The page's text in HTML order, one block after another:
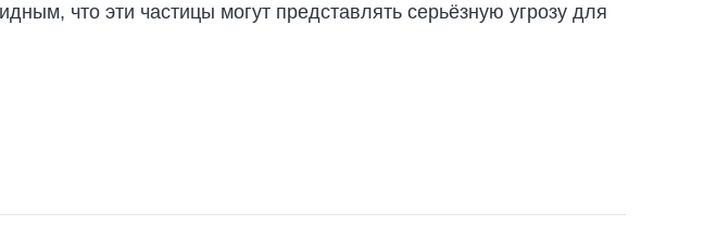
что эти частицы могут представлять серьёзную угрозу для